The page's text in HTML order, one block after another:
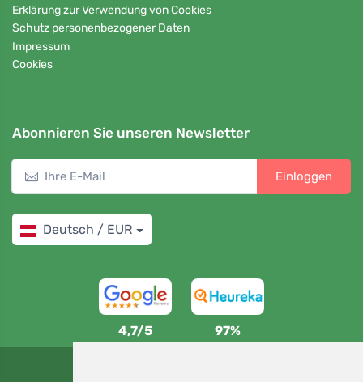
Erklärung zur Verwendung von Cookies
Schutz personenbezogener Daten
Impressum
Cookies
Abonnieren Sie unseren Newsletter
Einloggen
Deutsch / EUR
4,7/5 97%